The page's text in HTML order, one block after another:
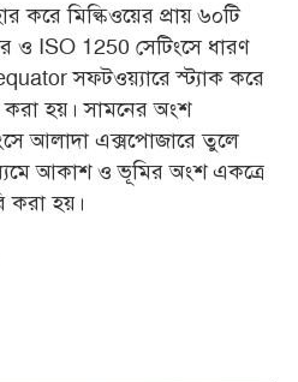
করে মিল্কিওয়ের প্রায় ৬০টি
ও ISO 1250 সেটিংসে ধারণ
সফটওয়্যারে স্ট্যাক করে
হয়। সামনের অংশ
আলাদা এক্সপোজারে তুলে
আকাশ ও ভূমির অংশ একত্রে
করা হয়।